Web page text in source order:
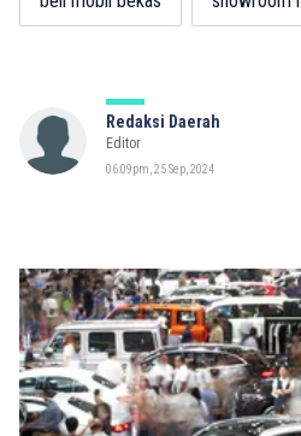
Redaksi Daerah
Editor
06:09pm, 25 Sep, 2024